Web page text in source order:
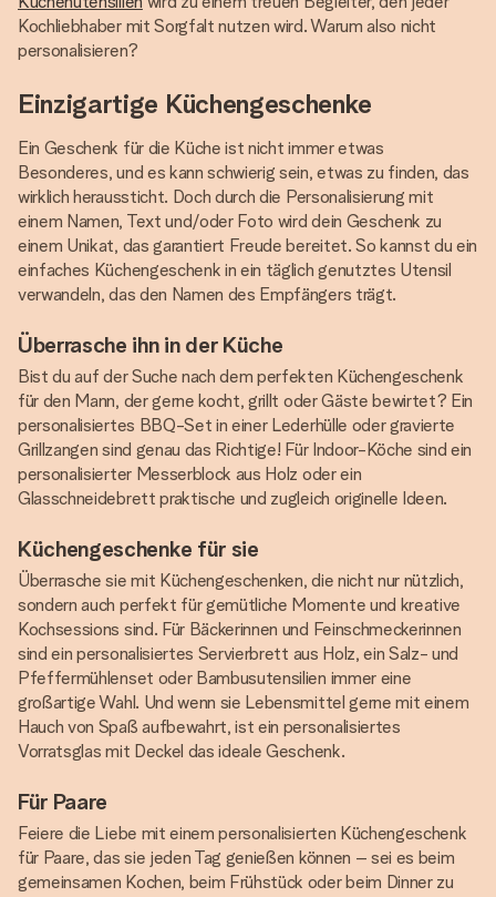
Kochliebhaber mit Sorgfalt nutzen wird. Warum also nicht
personalisieren?
Einzigartige Küchengeschenke
Ein Geschenk für die Küche ist nicht immer etwas
Besonderes, und es kann schwierig sein, etwas zu finden, das
wirklich heraussticht. Doch durch die Personalisierung mit
einem Namen, Text und/oder Foto wird dein Geschenk zu
einem Unikat, das garantiert Freude bereitet. So kannst du ein
einfaches Küchengeschenk in ein täglich genutztes Utensil
verwandeln, das den Namen des Empfängers trägt.
Überrasche ihn in der Küche
Bist du auf der Suche nach dem perfekten Küchengeschenk
für den Mann, der gerne kocht, grillt oder Gäste bewirtet? Ein
personalisiertes BBQ-Set in einer Lederhülle oder gravierte
Grillzangen sind genau das Richtige! Für Indoor-Köche sind ein
personalisierter Messerblock aus Holz oder ein
Glasschneidebrett praktische und zugleich originelle Ideen.
Küchengeschenke für sie
Überrasche sie mit Küchengeschenken, die nicht nur nützlich,
sondern auch perfekt für gemütliche Momente und kreative
Kochsessions sind. Für Bäckerinnen und Feinschmeckerinnen
sind ein personalisiertes Servierbrett aus Holz, ein Salz- und
Pfeffermühlenset oder Bambusutensilien immer eine
großartige Wahl. Und wenn sie Lebensmittel gerne mit einem
Hauch von Spaß aufbewahrt, ist ein personalisiertes
Vorratsglas mit Deckel das ideale Geschenk.
Für Paare
Feiere die Liebe mit einem personalisierten Küchengeschenk
für Paare, das sie jeden Tag genießen können – sei es beim
gemeinsamen Kochen, beim Frühstück oder beim Dinner zu